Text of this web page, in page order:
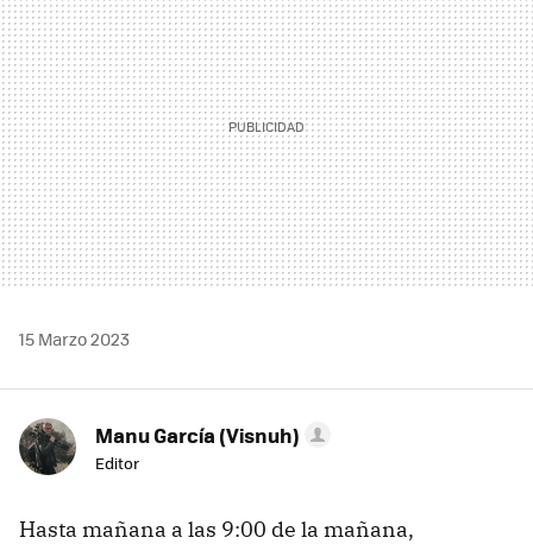
15 Marzo 2023
Manu García (Visnuh)
Editor
Hasta mañana a las 9:00 de la mañana,